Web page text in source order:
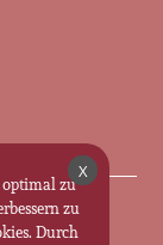
optimal zu
zu
Durch
X